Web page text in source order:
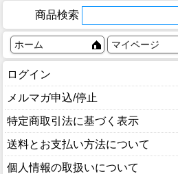
商品検索
ホーム マイページ
ログイン
メルマガ申込/停止
特定商取引法に基づく表示
送料とお支払い方法について
個人情報の取扱いについて